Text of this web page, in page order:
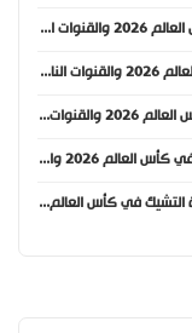
موعد مباراة البرازيل والمغرب في كأس العالم 2026 والقنوات الناقلة
موعد مباراة قطر وسويسرا في كأس العالم 2026 والقنوات الناقلة
موعد مباراة أمريكا والباراغواي في كأس العالم 2026 والقنوات الناقلة
موعد مباراة كندا والبوسنة والهرسك في كأس العالم 2026 والقنوات الناقلة
موعد مباراة كوريا الجنوبية وجمهورية التشيك في كأس العالم 2026 والقنوات الناقلة